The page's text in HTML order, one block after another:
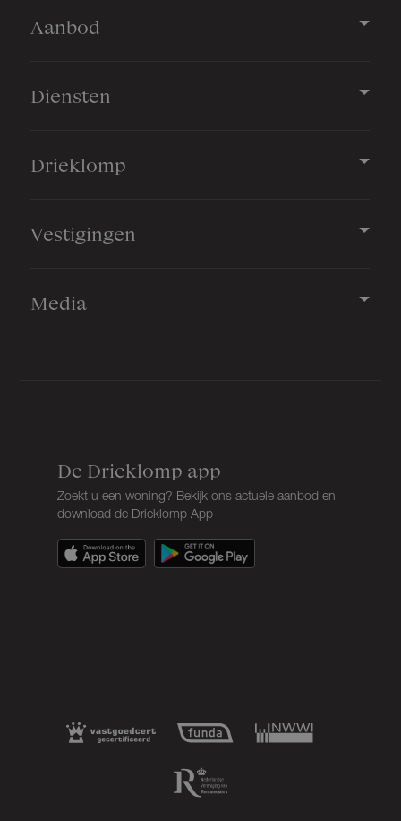
Aanbod
Diensten
Drieklomp
Vestigingen
Media
De Drieklomp app
Zoekt u een woning? Bekijk ons actuele aanbod en
download de Drieklomp App